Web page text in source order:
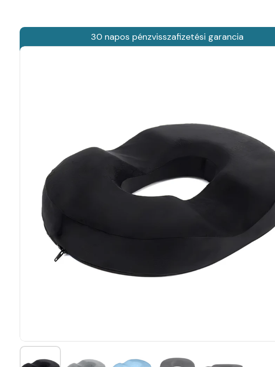
30 napos pénzvisszafizetési garancia